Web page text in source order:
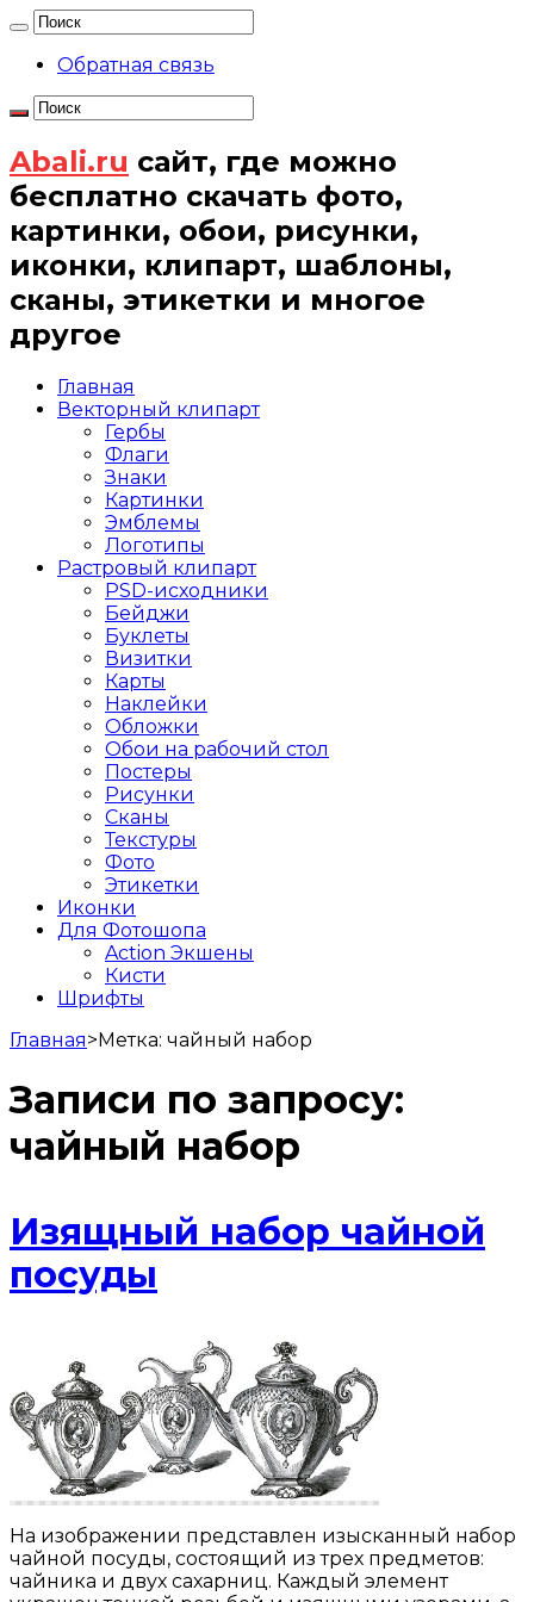
Обратная связь
Abali.ru сайт, где можно
бесплатно скачать фото,
картинки, обои, рисунки,
иконки, клипарт, шаблоны,
сканы, этикетки и многое
другое
Главная
Векторный клипарт
Гербы
Флаги
Знаки
Картинки
Эмблемы
Логотипы
Растровый клипарт
PSD-исходники
Бейджи
Буклеты
Визитки
Карты
Наклейки
Обложки
Обои на рабочий стол
Постеры
Рисунки
Сканы
Текстуры
Фото
Этикетки
Иконки
Для Фотошопа
Action Экшены
Кисти
Шрифты
Главная>Метка: чайный набор
Записи по запросу:
чайный набор
Изящный набор чайной
посуды
На изображении представлен изысканный набор
чайной посуды, состоящий из трех предметов:
чайника и двух сахарниц. Каждый элемент